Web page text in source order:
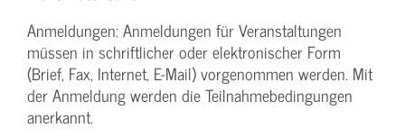
Anmeldungen: Anmeldungen für Veranstaltungen
müssen in schriftlicher oder elektronischer Form
(Brief, Fax, Internet, E-Mail) vorgenommen werden. Mit
der Anmeldung werden die Teilnahme­bedingungen
anerkannt.